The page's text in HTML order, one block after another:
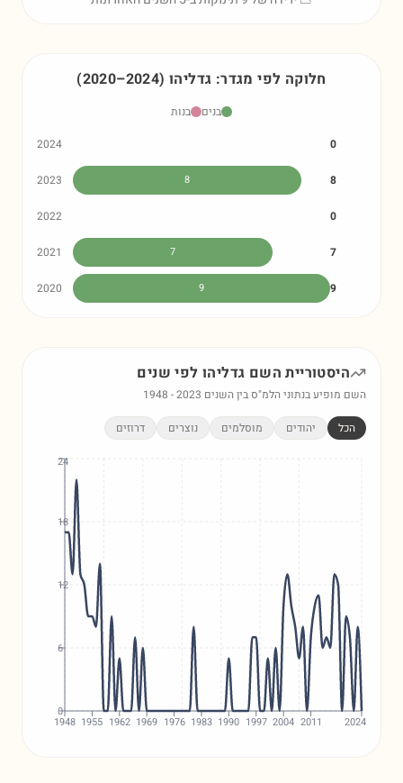
חלוקה לפי מגדר: גדליהו (2020–2024)
בנים
בנות
2024
0
2023 8 8
2022 0
2021 7 7
2020 9 9
היסטוריית השם גדליהו לפי שנים
השם מופיע בנתוני הלמ"ס בין השנים 1948 -2023
הכל יהודים מוסלמים נוצרים דרוזים
1948 1955 1962 1969 1976 1983 1990 1997 2004 2011 2024
0
6
12
18
24